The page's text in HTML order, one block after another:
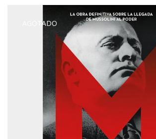
AGOTADO